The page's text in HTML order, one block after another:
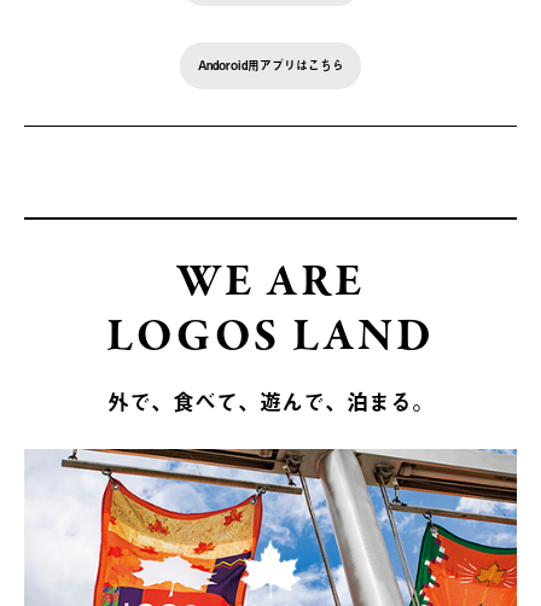
Andoroid用アプリはこちら
WE ARE
LOGOS LAND
外で、食べて、遊んで、泊まる。